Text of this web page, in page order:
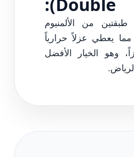
طبقتين من الألمنيوم
مما يعطي عزلاً حرارياً
وهو الخيار الأفضل